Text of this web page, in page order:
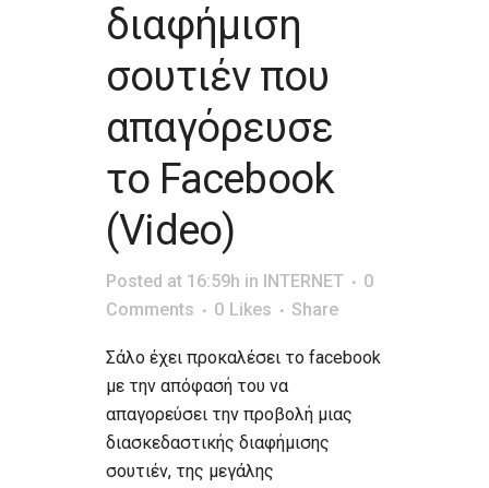
διαφήμιση
σουτιέν που
απαγόρευσε
το Facebook
(Video)
Posted at 16:59h in INTERNET
0
Comments
0 Likes Share
Σάλο έχει προκαλέσει το facebook
με την απόφασή του να
απαγορεύσει την προβολή μιας
διασκεδαστικής διαφήμισης
σουτιέν, της μεγάλης